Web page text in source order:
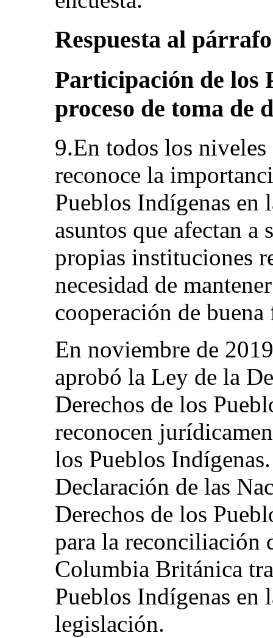
Respuesta al
Participación de los
proceso de toma de
9.En todos los
reconoce la
Pueblos Indígenas en
asuntos que afectan a
propias instituciones
necesidad de
cooperación de buena
En noviembre de
aprobó la Ley de la
Derechos de los
reconocen
los Pueblos
Declaración de las
Derechos de los
para la reconciliación
Columbia Británica
Pueblos Indígenas en
legislación.